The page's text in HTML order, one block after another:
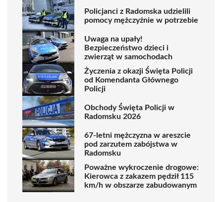
Policjanci z Radomska udzielili
pomocy mężczyźnie w potrzebie
Uwaga na upały!
Bezpieczeństwo dzieci i
zwierząt w samochodach
Życzenia z okazji Święta Policji
od Komendanta Głównego
Policji
Obchody Święta Policji w
Radomsku 2026
67-letni mężczyzna w areszcie
pod zarzutem zabójstwa w
Radomsku
Poważne wykroczenie drogowe:
Kierowca z zakazem pędził 115
km/h w obszarze zabudowanym